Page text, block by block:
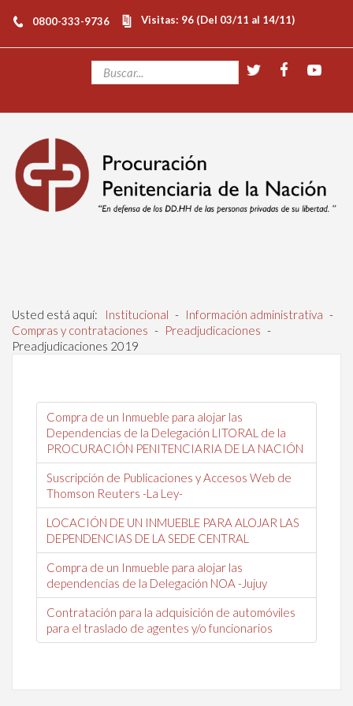
0800-333-9736 Visitas: 96 (Del 03/11 al 14/11)
Usted está aquí: Institucional - Información administrativa -
Compras y contrataciones - Preadjudicaciones -
Preadjudicaciones 2019
Compra de un Inmueble para alojar las
Dependencias de la Delegación LITORAL de la
PROCURACIÓN PENITENCIARIA DE LA NACIÓN
Suscripción de Publicaciones y Accesos Web de
Thomson Reuters -La Ley-
LOCACIÓN DE UN INMUEBLE PARA ALOJAR LAS
DEPENDENCIAS DE LA SEDE CENTRAL
Compra de un Inmueble para alojar las
dependencias de la Delegación NOA -Jujuy
Contratación para la adquisición de automóviles
para el traslado de agentes y/o funcionarios